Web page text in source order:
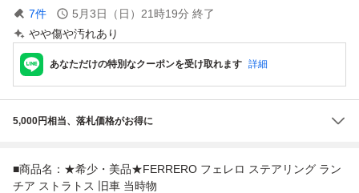
7件 5月3日（日）21時19分 終了
やや傷や汚れあり
あなただけの特別なクーポンを受け取れます 詳細
5,000円相当、落札価格がお得に
■商品名：★希少・美品★FERRERO フェレロ ステアリング ラン
チア ストラトス 旧車 当時物